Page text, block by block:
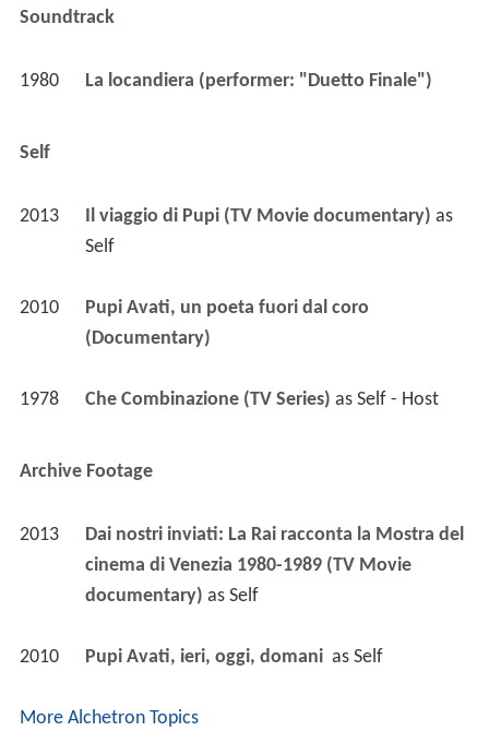
Soundtrack
1980 La locandiera (performer: "Duetto Finale")
Self
2013 Il viaggio di Pupi (TV Movie documentary)
as
Self
2010
Pupi Avati, un poeta fuori dal coro
(Documentary)
1978 Che Combinazione (TV Series) as Self - Host
Archive Footage
2013
Dai nostri inviati: La Rai racconta la Mostra del
cinema di Venezia 1980-1989 (TV Movie
documentary) as Self
2010 Pupi Avati, ieri, oggi, domani as Self
More Alchetron Topics